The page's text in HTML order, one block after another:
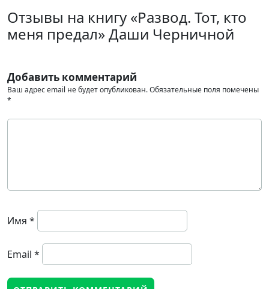
Отзывы на книгу «Развод. Тот, кто
меня предал» Даши Черничной
Добавить комментарий
Ваш адрес email не будет опубликован.Обязательные поля помечены
*
Имя *
Email *